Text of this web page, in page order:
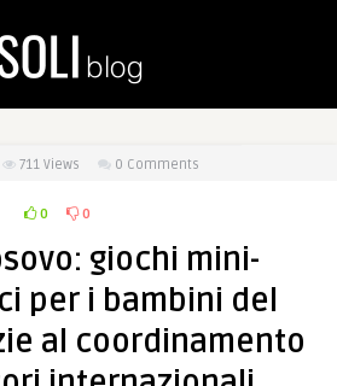
711 Views 0 Comments
0 0
giochi mini-
per i bambini del
al coordinamento